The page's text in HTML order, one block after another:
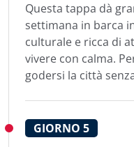
Questa tappa dà
settimana in barca
culturale e ricca di
vivere con calma.
godersi la città
GIORNO 5